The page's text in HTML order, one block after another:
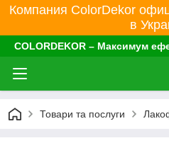
Компания ColorDekor
в
COLORDEKOR – Максимум
Товари та послуги